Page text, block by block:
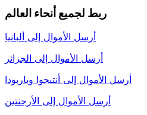
ربط لجميع أنحاء العالم
أرسل الأموال إلى ألبانيا
أرسل الأموال إلى الجزائر
أرسل الأموال إلى أنتيجوا وباربودا
أرسل الأموال إلى الأرجنتين